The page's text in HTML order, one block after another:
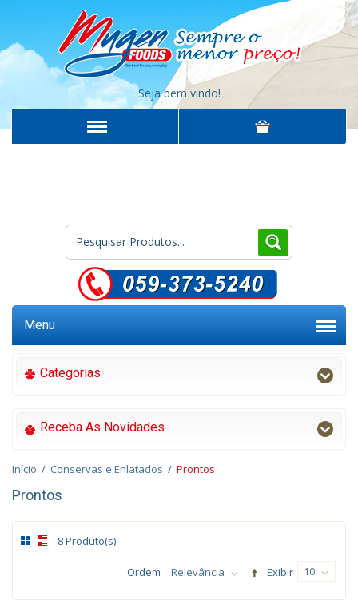
Seja bem vindo!
Menu
Categorias
Receba As Novidades
Início / Conservas e Enlatados / Prontos
Prontos
8 Produto(s)
Exibir 10
Ordem Relevância